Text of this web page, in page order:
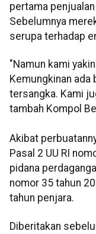
pertama
Sebelumnya
serupa terhadap
"Namun kami
Kemungkinan ada
tersangka. Kami
tambah Kompol
Akibat
Pasal 2 UU RI
pidana
nomor 35 tahun
tahun penjara.
Diberitakan